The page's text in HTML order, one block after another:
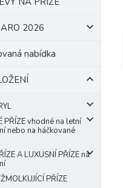
2026
nabídka
PŘÍZE vhodné na letní
nebo na háčkované
A LUXUSNÍ PŘÍZE na
PŘÍZE